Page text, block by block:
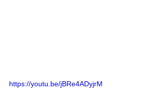
https://youtu.be/jBRe4ADyjrM